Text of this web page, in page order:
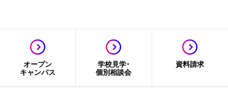
オープン
キャンパス
学校見学・
個別相談会
資料請求